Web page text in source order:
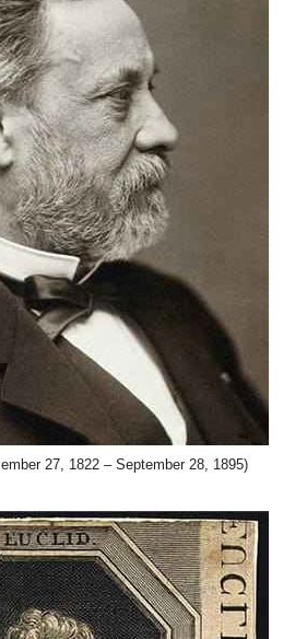
27, 1822 – September 28, 1895)